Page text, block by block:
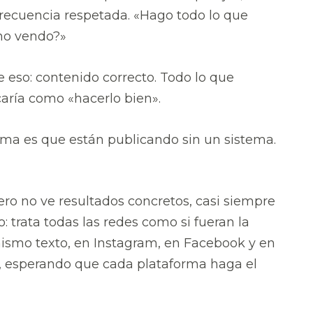
respetada. «Hago todo lo que
vendo?»
contenido correcto. Todo lo que
como «hacerlo bien».
es que están publicando sin un sistema.
no ve resultados concretos, casi siempre
trata todas las redes como si fueran la
texto, en Instagram, en Facebook y en
que cada plataforma haga el